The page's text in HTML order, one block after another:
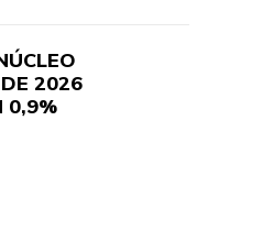
2026
0,9%